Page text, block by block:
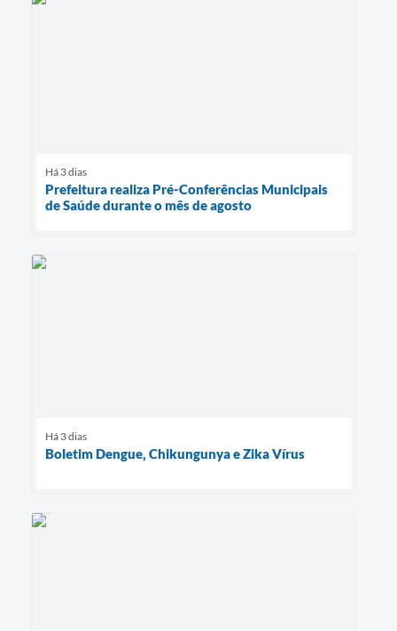
Há 3 dias
Prefeitura realiza Pré-Conferências Municipais
de Saúde durante o mês de agosto
Há 3 dias
Boletim Dengue, Chikungunya e Zika Vírus